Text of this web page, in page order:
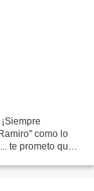
como lo
te prometo que